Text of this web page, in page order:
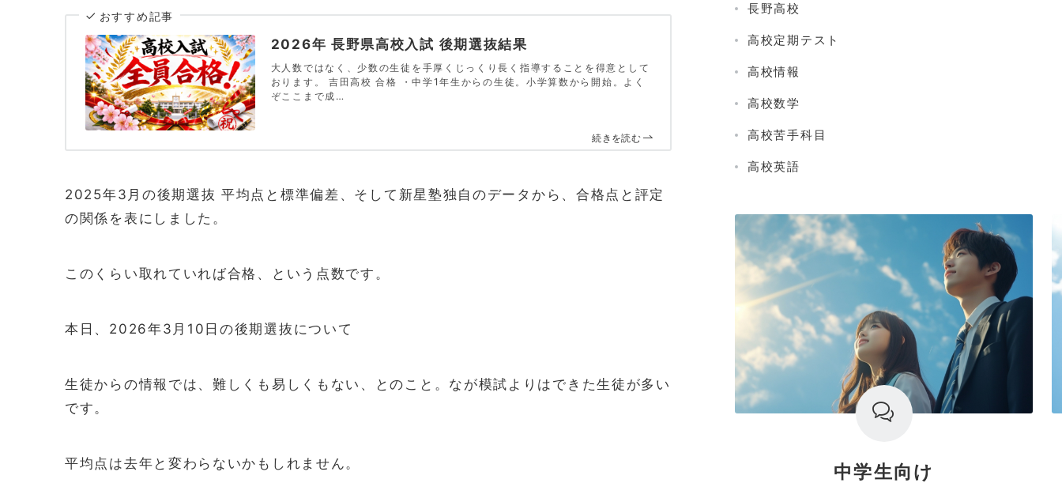
おすすめ記事
2026年 長野県高校入試 後期選抜結果
大人数ではなく、少数の生徒を手厚くじっくり長く指導することを得意として
おります。 吉田高校 合格 ・中学1年生からの生徒。小学算数から開始。よく
ぞここまで成…
続きを読む
2025年3月の後期選抜 平均点と標準偏差、そして新星塾独自のデータから、合格点と評定
の関係を表にしました。
このくらい取れていれば合格、という点数です。
本日、2026年3月10日の後期選抜について
生徒からの情報では、難しくも易しくもない、とのこと。なが模試よりはできた生徒が多い
です。
平均点は去年と変わらないかもしれません。
長野高校
高校定期テスト
高校情報
高校数学
高校苦手科目
高校英語
中学生向け